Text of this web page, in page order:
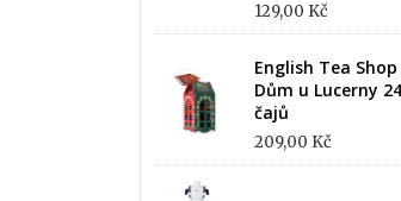
129,00 Kč
English Tea Shop
Dům u Lucerny 24
čajů
209,00 Kč